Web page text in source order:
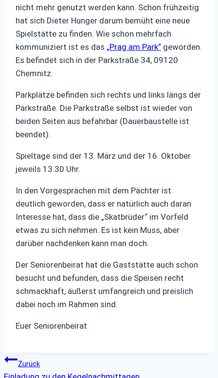
nicht mehr genutzt werden kann. Schon frühzeitig
hat sich Dieter Hunger darum bemüht eine neue
Spielstätte zu finden. Wie schon mehrfach
kommuniziert ist es das „Prag am Park“ geworden.
Es befindet sich in der Parkstraße 34, 09120
Chemnitz.
Parkplätze befinden sich rechts und links längs der
Parkstraße. Die Parkstraße selbst ist wieder von
beiden Seiten aus befahrbar (Dauerbaustelle ist
beendet).
Spieltage sind der 13. März und der 16. Oktober
jeweils 13.30 Uhr.
In den Vorgesprächen mit dem Pächter ist
deutlich geworden, dass er natürlich auch daran
Interesse hat, dass die „Skatbrüder“ im Vorfeld
etwas zu sich nehmen. Es ist kein Muss, aber
darüber nachdenken kann man doch.
Der Seniorenbeirat hat die Gaststätte auch schon
besucht und befunden, dass die Speisen recht
schmackhaft, äußerst umfangreich und preislich
dabei noch im Rahmen sind.
Euer Seniorenbeirat
Beitragsnavigation
Zurück